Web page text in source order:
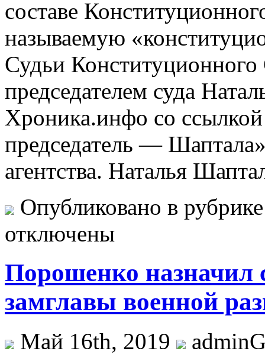
составе
называемую
Судьи
председателем суда
Хроника.инфо со
председатель —
агентства. Наталья
Опубликовано в
отключены
Порошенко назначил
замглавы военной
Май 16th, 2019